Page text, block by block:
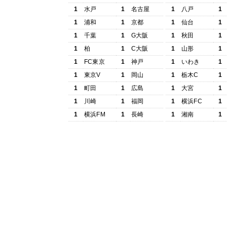
1
水戸 1
名古屋
1
浦和 1
京都
1
千葉 1
G大阪
1
柏 1
C大阪
1
FC東京 1
神戸
1
東京V 1
岡山
1
町田 1
広島
1
川崎 1
福岡
1
横浜FM 1 長崎
1
八戸
1
1
仙台
1
1
秋田
1
1
山形
1
1
いわき
1
1
栃木C
1
1
大宮
1
1
横浜FC
1
1
湘南 1